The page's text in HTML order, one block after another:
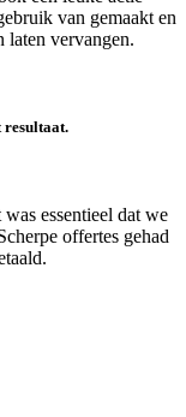
van gemaakt en
laten vervangen.
resultaat.
was essentieel dat we
offertes gehad